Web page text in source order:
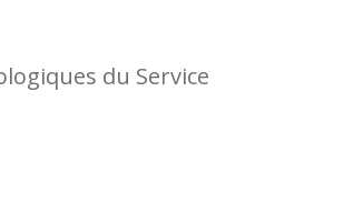
du Service